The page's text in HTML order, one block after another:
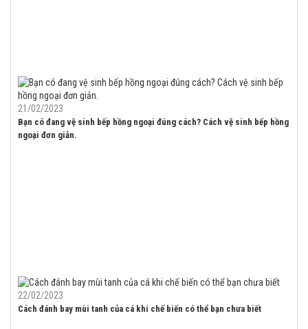
21/02/2023
Bạn có đang vệ sinh bếp hồng ngoại đúng cách? Cách vệ sinh bếp hồng
ngoại đơn giản.
22/02/2023
Cách đánh bay mùi tanh của cá khi chế biến có thể bạn chưa biết